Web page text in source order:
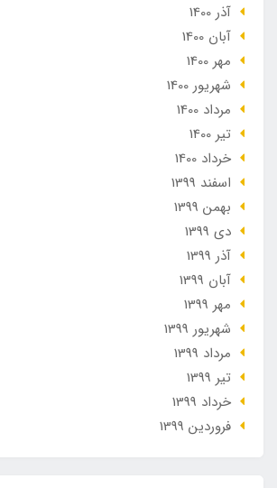
آذر 1400
آبان 1400
مهر 1400
شهریور 1400
مرداد 1400
تير 1400
خرداد 1400
اسفند 1399
بهمن 1399
دی 1399
آذر 1399
آبان 1399
مهر 1399
شهریور 1399
مرداد 1399
تير 1399
خرداد 1399
فروردین 1399